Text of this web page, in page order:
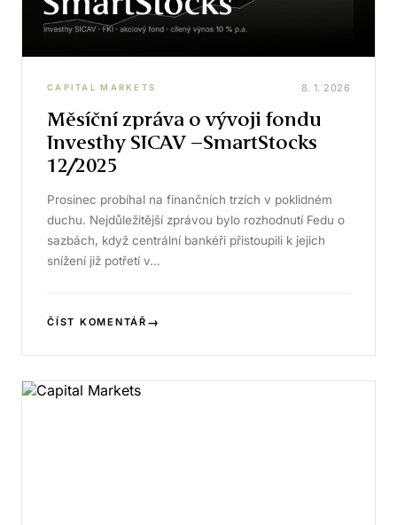
CAPITAL MARKETS 8. 1. 2026
Měsíční zpráva o vývoji fondu
Investhy SICAV –SmartStocks
12/2025
Prosinec probíhal na finančních trzích v poklidném
duchu. Nejdůležitější zprávou bylo rozhodnutí Fedu o
sazbách, když centrální bankéři přistoupili k jejich
snížení již potřetí v…
ČÍST KOMENTÁŘ →